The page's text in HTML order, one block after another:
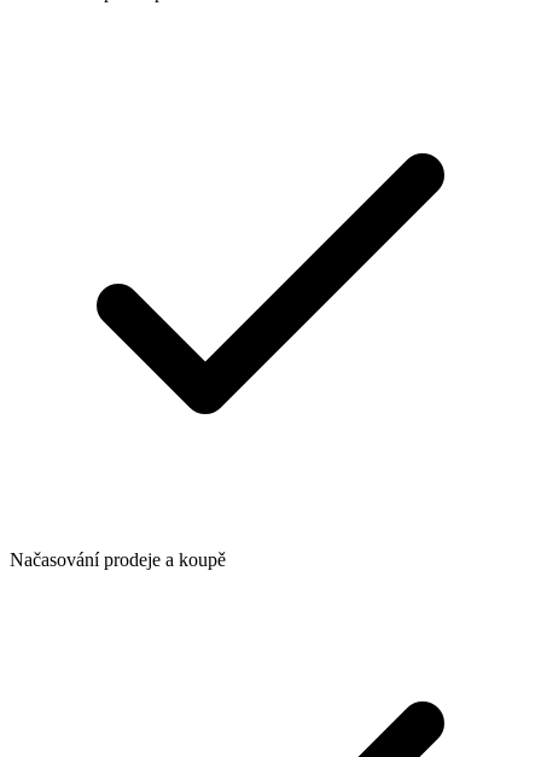
Načasování prodeje a koupě